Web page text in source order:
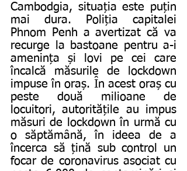
Cambodgia, situația este puțin
mai dura. Poliția capitalei
Phnom Penh a avertizat că va
recurge la bastoane pentru a-i
amenința și lovi pe cei care
încalcă măsurile de lockdown
impuse în oraș. În acest oraș cu
peste două milioane de
locuitori, autoritățile au impus
măsuri de lockdown în urmă cu
o săptămână, în ideea de a
încerca să țină sub control un
focar de coronavirus asociat cu